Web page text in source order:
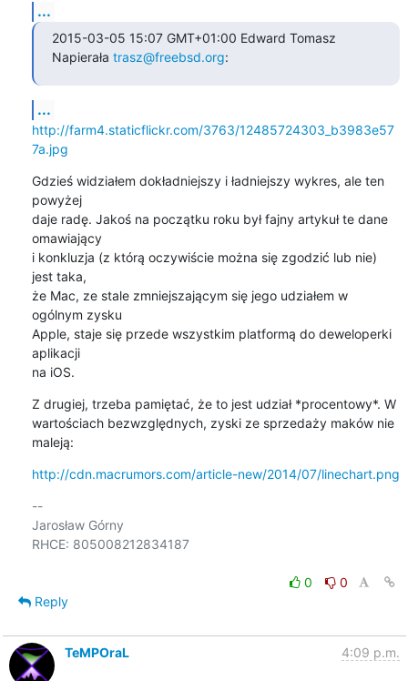
...
2015-03-05 15:07 GMT+01:00 Edward Tomasz
Napierała trasz@freebsd.org:
...
http://farm4.staticflickr.com/3763/12485724303_b3983e57
7a.jpg
Gdzieś widziałem dokładniejszy i ładniejszy wykres, ale ten
powyżej
daje radę. Jakoś na początku roku był fajny artykuł te dane
omawiający
i konkluzja (z którą oczywiście można się zgodzić lub nie)
jest taka,
że Mac, ze stale zmniejszającym się jego udziałem w
ogólnym zysku
Apple, staje się przede wszystkim platformą do deweloperki
aplikacji
na iOS.
Z drugiej, trzeba pamiętać, że to jest udział *procentowy*. W
wartościach bezwzględnych, zyski ze sprzedaży maków nie
maleją:
http://cdn.macrumors.com/article-new/2014/07/linechart.png
--
Jarosław Górny
RHCE: 805008212834187
0
0
Reply
TeMPOraL 4:09 p.m.